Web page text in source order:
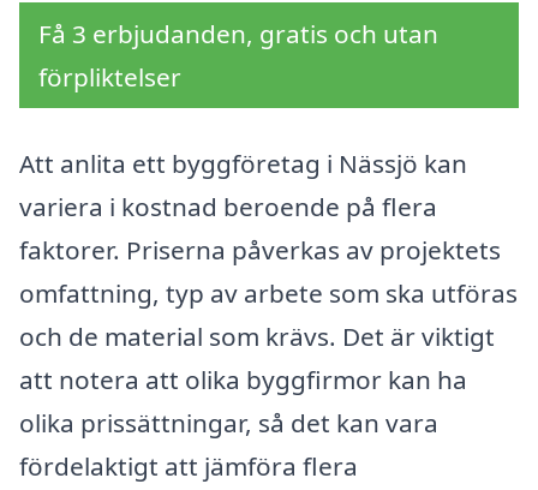
Få 3 erbjudanden, gratis och utan
förpliktelser
Att anlita ett byggföretag i Nässjö kan
variera i kostnad beroende på flera
faktorer. Priserna påverkas av projektets
omfattning, typ av arbete som ska utföras
och de material som krävs. Det är viktigt
att notera att olika byggfirmor kan ha
olika prissättningar, så det kan vara
fördelaktigt att jämföra flera